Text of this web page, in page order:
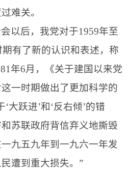
难关。
以后，我党对于1959年至
有了新的认识和表述，称
年6月，《关于建国以来党
一时期做出了更加科学的
大跃进’和‘反右倾’的错
苏联政府背信弃义地撕毁
九五九年到一九六一年发
遭到重大损失。”